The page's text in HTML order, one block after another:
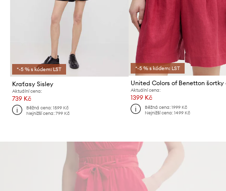
*-5 % s kódem: LST
Kraťasy Sisley
Aktuální cena:
739 Kč
Běžná cena:1599 Kč
Nejnižší cena:799 Kč
*-5 % s kódem: LST
Aktuální cena:
1399 Kč
Běžná cena: 1999 Kč
Nejnižší cena: 1499 Kč